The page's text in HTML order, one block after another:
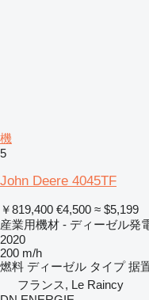
機
5
John Deere 4045TF
￥819,400 €4,500 ≈ $5,199
産業用機材 - ディーゼル発
2020
200 m/h
燃料 ディーゼル タイプ 据
フランス, Le Raincy